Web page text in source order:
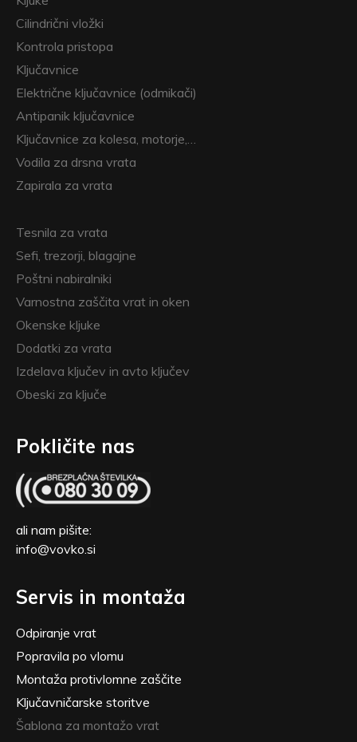
Cilindrični vložki
Kontrola pristopa
Ključavnice
Električne ključavnice (odmikači)
Antipanik ključavnice
Ključavnice za kolesa, motorje,…
Vodila za drsna vrata
Zapirala za vrata
Tesnila za vrata
Sefi, trezorji, blagajne
Poštni nabiralniki
Varnostna zaščita vrat in oken
Okenske kljuke
Dodatki za vrata
Izdelava ključev in avto ključev
Obeski za ključe
Pokličite nas
ali nam pišite:
info@vovko.si
Servis in montaža
Odpiranje vrat
Popravila po vlomu
Montaža protivlomne zaščite
Ključavničarske storitve
Šablona za montažo vrat